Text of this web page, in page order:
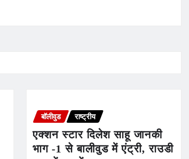
बॉलीवुड राष्ट्रीय
एक्शन स्टार दिलेश साहू जानकी
भाग -1 से बालीवुड में एंट्री, राउडी